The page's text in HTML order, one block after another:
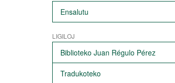
Ensalutu
LIGILOJ
Biblioteko Juan Régulo Pérez
Tradukoteko